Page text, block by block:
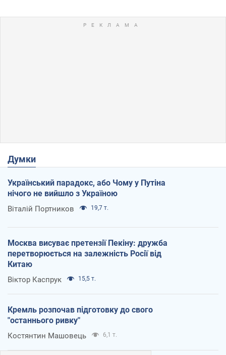
Думки
Український парадокс, або Чому у Путіна
нічого не вийшло з Україною
Віталій Портников 19,7 т.
Москва висуває претензії Пекіну: дружба
перетворюється на залежність Росії від
Китаю
Віктор Каспрук 15,5 т.
Кремль розпочав підготовку до свого
"останнього ривку"
Костянтин Машовець 6,1 т.